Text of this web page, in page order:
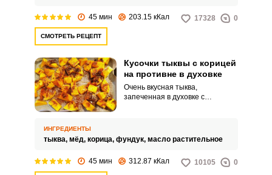
45 мин 203.15 кКал 17328 0
СМОТРЕТЬ РЕЦЕПТ
Кусочки тыквы с корицей
на противне в духовке
Очень вкусная тыква,
запеченная в духовке с
натуральный мед, а особую
изюминку добавят дробленные
ИНГРЕДИЕНТЫ
тыква, мёд, корица, фундук, масло растительное
45 мин 312.87 кКал 10105 0